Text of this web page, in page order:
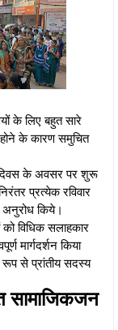
के लिए बहुत सारे
के कारण समुचित
दिवस के अवसर पर शुरू
प्रत्येक रविवार
अनुरोध किये।
विधिक सलाहकार
मार्गदर्शन किया
से प्रांतीय सदस्य
सामाजिकजन